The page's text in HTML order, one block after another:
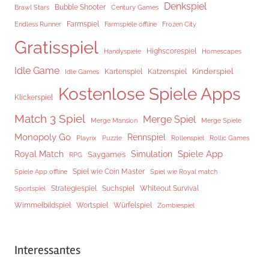
Brawl Stars Bubble Shooter Century Games Denkspiel
Endless Runner Farmspiel Farmspiele offline Frozen City
Gratisspiel Handyspiele Highscorespiel Homescapes
Idle Game Idle Games Kartenspiel Katzenspiel Kinderspiel
Klickerspiel Kostenlose Spiele Apps
Match 3 Spiel Merge Mansion Merge Spiel Merge Spiele
Monopoly Go Playrix Puzzle Rennspiel Rollenspiel Rollic Games
Royal Match RPG Saygames Simulation Spiele App
Spiele App offline Spiel wie Coin Master Spiel wie Royal match
Sportspiel Strategiespiel Suchspiel
Whiteout Survival
Wimmelbildspiel
Wortspiel Würfelspiel Zombiespiel
Interessantes